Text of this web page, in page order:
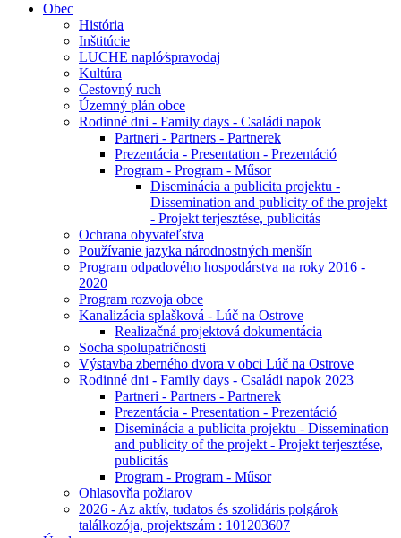
Obec
História
Inštitúcie
LUCHE napló⁄spravodaj
Kultúra
Cestovný ruch
Územný plán obce
Rodinné dni - Family days - Családi napok
Partneri - Partners - Partnerek
Prezentácia - Presentation - Prezentáció
Program - Program - Műsor
Diseminácia a publicita projektu -
Dissemination and publicity of the projekt
- Projekt terjesztése, publicitás
Ochrana obyvateľstva
Používanie jazyka národnostných menšín
Program odpadového hospodárstva na roky 2016 -
2020
Program rozvoja obce
Kanalizácia splašková - Lúč na Ostrove
Realizačná projektová dokumentácia
Socha spolupatričnosti
Výstavba zberného dvora v obci Lúč na Ostrove
Rodinné dni - Family days - Családi napok 2023
Partneri - Partners - Partnerek
Prezentácia - Presentation - Prezentáció
Diseminácia a publicita projektu - Dissemination
and publicity of the projekt - Projekt terjesztése,
publicitás
Program - Program - Műsor
Ohlasovňa požiarov
2026 - Az aktív, tudatos és szolidáris polgárok
találkozója, projektszám : 101203607